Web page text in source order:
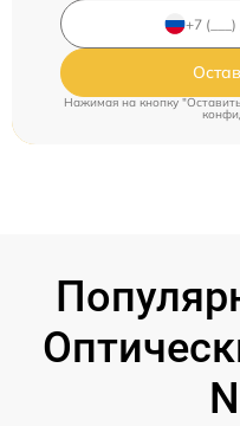
Нажимая на кнопку